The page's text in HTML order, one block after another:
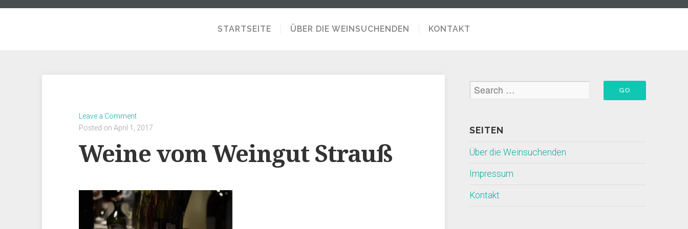
STARTSEITE ÜBER DIE WEINSUCHENDEN KONTAKT
Leave a Comment
Posted on April 1, 2017
Weine vom Weingut Strauß
SEITEN
Über die Weinsuchenden
Impressum
Kontakt